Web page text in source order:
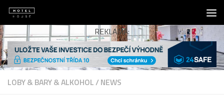
Skip to content
REKLAMA:
LOBY & BARY & ALKOHOL/NEWS